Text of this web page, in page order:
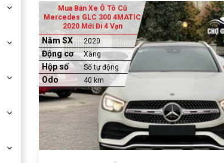
Mua Bán Xe Ô Tô Cũ
Mercedes GLC 300 4MATIC
2020 Mới Đi 4 Vạn
Năm SX 2020
Động cơ Xăng
Hộp số Số tự động
Odo 40 km